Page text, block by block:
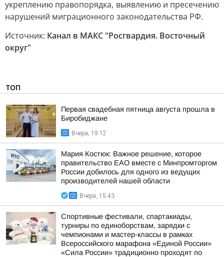
укреплению правопорядка, выявлению и пресечению
нарушений миграционного законодательства РФ.
Источник: Канал в МАКС "Росгвардия. Восточный
округ"
ТОП
Первая свадебная пятница августа прошла в
Биробиджане
Вчера, 19:12
Мария Костюк: Важное решение, которое
правительство ЕАО вместе с Минпромторгом
России добилось для одного из ведущих
производителей нашей области
Вчера, 15:43
Спортивные фестивали, спартакиады,
турниры по единоборствам, зарядки с
чемпионами и мастер-классы в рамках
Всероссийского марафона «Единой России»
«Сила России» традиционно проходят по